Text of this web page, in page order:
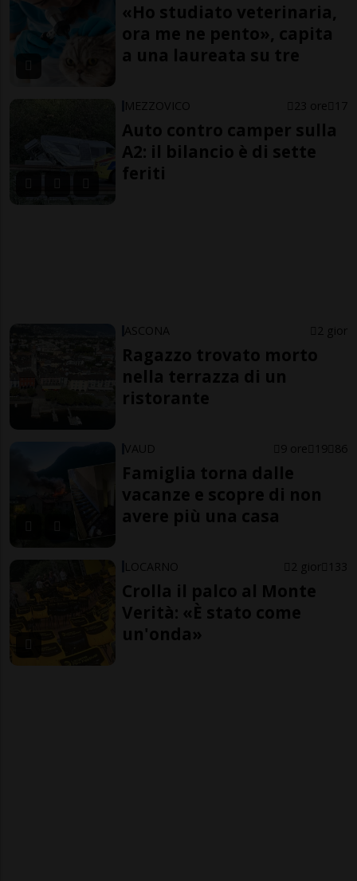
«Ho studiato veterinaria,
ora me ne pento», capita
a una laureata su tre
MEZZOVICO 23 ore 17
Auto contro camper sulla
A2: il bilancio è di sette
feriti
ASCONA 2 gior
Ragazzo trovato morto
nella terrazza di un
ristorante
VAUD 9 ore 19 86
Famiglia torna dalle
vacanze e scopre di non
avere più una casa
LOCARNO 2 gior 133
Crolla il palco al Monte
Verità: «È stato come
un'onda»